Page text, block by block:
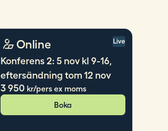
Live
Online
Konferens 2: 5 nov kl 9-16,
eftersändning tom 12 nov
3 950 kr/pers ex moms
Boka